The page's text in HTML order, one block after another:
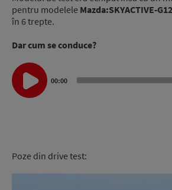
pentru modelele Mazda:SKYACTIVE-
în 6 trepte.
Dar cum se conduce?
Audio
Player
00:00
Poze din drivetest: